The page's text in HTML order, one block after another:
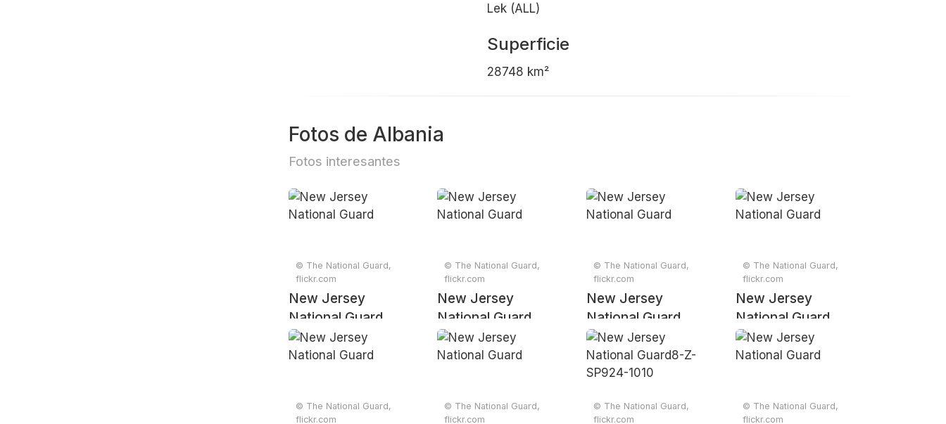
Lek (ALL)
Superficie
28748 km²
Fotos de Albania
Fotos interesantes
© The National Guard,
flickr.com
New Jersey
National Guard
© The National Guard,
flickr.com
New Jersey
National Guard
© The National Guard,
flickr.com
New Jersey
National Guard
© The National Guard,
flickr.com
New Jersey
National Guard
© The National Guard,
flickr.com
© The National Guard,
flickr.com
© The National Guard,
flickr.com
© The National Guard,
flickr.com